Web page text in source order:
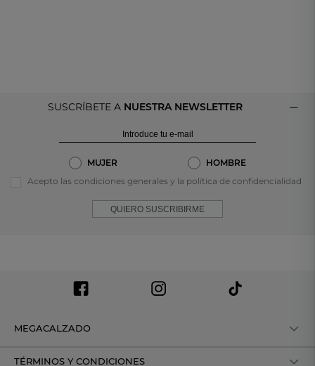
SUSCRÍBETE A NUESTRA NEWSLETTER
MUJER
HOMBRE
Acepto las condiciones generales y la política de confidencialidad
QUIERO SUSCRIBIRME
MEGACALZADO
TÉRMINOS Y CONDICIONES